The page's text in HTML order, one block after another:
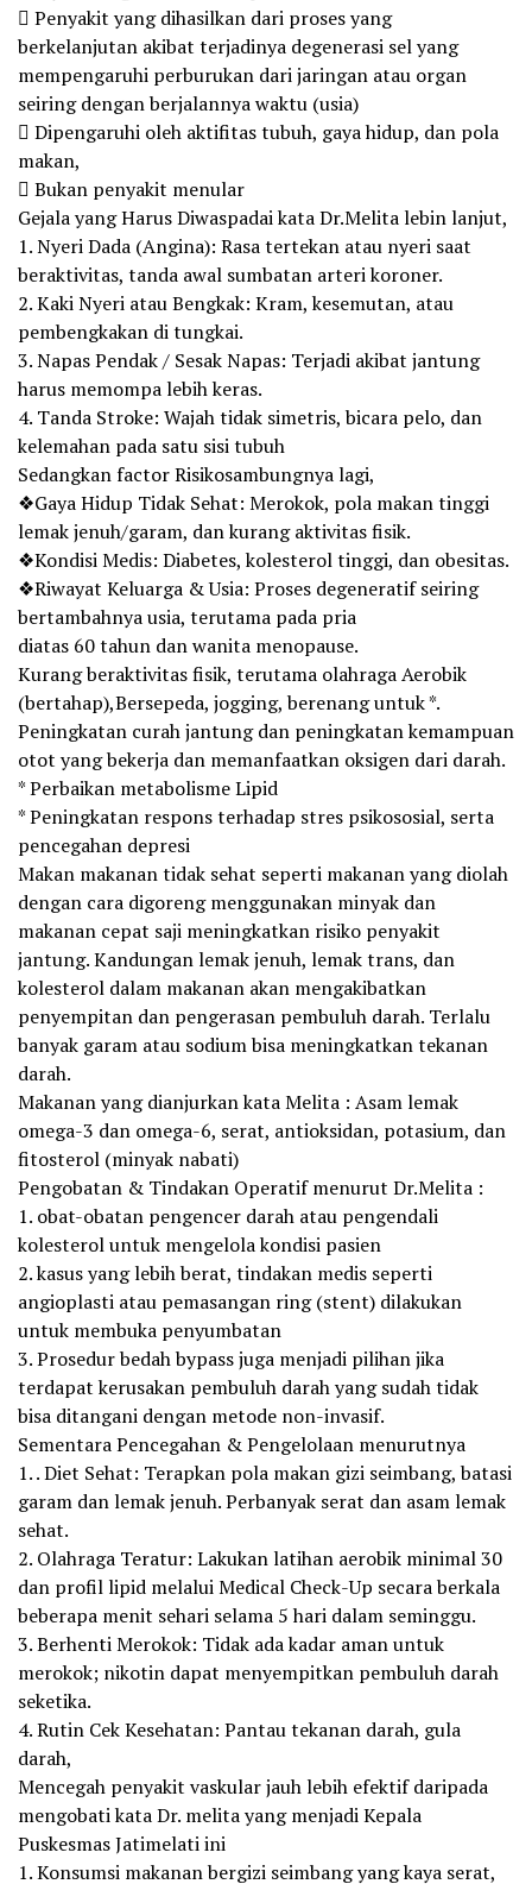
 Penyakit yang dihasilkan dari proses yang
berkelanjutan akibat terjadinya degenerasi sel yang
mempengaruhi perburukan dari jaringan atau organ
seiring dengan berjalannya waktu (usia)
 Dipengaruhi oleh aktifitas tubuh, gaya hidup, dan pola
makan,
 Bukan penyakit menular
Gejala yang Harus Diwaspadai kata Dr.Melita lebin lanjut,
1. Nyeri Dada (Angina): Rasa tertekan atau nyeri saat
beraktivitas, tanda awal sumbatan arteri koroner.
2. Kaki Nyeri atau Bengkak: Kram, kesemutan, atau
pembengkakan di tungkai.
3. Napas Pendak / Sesak Napas: Terjadi akibat jantung
harus memompa lebih keras.
4. Tanda Stroke: Wajah tidak simetris, bicara pelo, dan
kelemahan pada satu sisi tubuh
Sedangkan factor Risikosambungnya lagi,
❖Gaya Hidup Tidak Sehat: Merokok, pola makan tinggi
lemak jenuh/garam, dan kurang aktivitas fisik.
❖Kondisi Medis: Diabetes, kolesterol tinggi, dan obesitas.
❖Riwayat Keluarga & Usia: Proses degeneratif seiring
bertambahnya usia, terutama pada pria
diatas 60 tahun dan wanita menopause.
Kurang beraktivitas fisik, terutama olahraga Aerobik
(bertahap),Bersepeda, jogging, berenang untuk *.
Peningkatan curah jantung dan peningkatan kemampuan
otot yang bekerja dan memanfaatkan oksigen dari darah.
* Perbaikan metabolisme Lipid
* Peningkatan respons terhadap stres psikososial, serta
pencegahan depresi
Makan makanan tidak sehat seperti makanan yang diolah
dengan cara digoreng menggunakan minyak dan
makanan cepat saji meningkatkan risiko penyakit
jantung. Kandungan lemak jenuh, lemak trans, dan
kolesterol dalam makanan akan mengakibatkan
penyempitan dan pengerasan pembuluh darah. Terlalu
banyak garam atau sodium bisa meningkatkan tekanan
darah.
Makanan yang dianjurkan kata Melita : Asam lemak
omega-3 dan omega-6, serat, antioksidan, potasium, dan
fitosterol (minyak nabati)
Pengobatan & Tindakan Operatif menurut Dr.Melita :
1. obat-obatan pengencer darah atau pengendali
kolesterol untuk mengelola kondisi pasien
2. kasus yang lebih berat, tindakan medis seperti
angioplasti atau pemasangan ring (stent) dilakukan
untuk membuka penyumbatan
3. Prosedur bedah bypass juga menjadi pilihan jika
terdapat kerusakan pembuluh darah yang sudah tidak
bisa ditangani dengan metode non-invasif.
Sementara Pencegahan & Pengelolaan menurutnya
1. . Diet Sehat: Terapkan pola makan gizi seimbang, batasi
garam dan lemak jenuh. Perbanyak serat dan asam lemak
sehat.
2. Olahraga Teratur: Lakukan latihan aerobik minimal 30
dan profil lipid melalui Medical Check-Up secara berkala
beberapa menit sehari selama 5 hari dalam seminggu.
3. Berhenti Merokok: Tidak ada kadar aman untuk
merokok; nikotin dapat menyempitkan pembuluh darah
seketika.
4. Rutin Cek Kesehatan: Pantau tekanan darah, gula
darah,
Mencegah penyakit vaskular jauh lebih efektif daripada
mengobati kata Dr. melita yang menjadi Kepala
Puskesmas Jatimelati ini
1. Konsumsi makanan bergizi seimbang yang kaya serat,